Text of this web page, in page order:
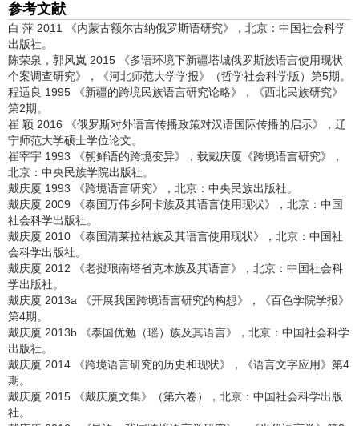
参考文献
白 萍 2011 《内蒙古额尔古纳俄罗斯语研究》，北京：中国社会科学
出版社。
陈荣泉，郭风岚 2015 《多语环境下新疆塔城俄罗斯族语言使用现状
个案调查研究》，《河北师范大学学报》（哲学社会科学版）第5期。
程适良 1995 《新疆的跨境民族语言研究论略》，《西北民族研究》
第2期。
崔 颖 2016 《俄罗斯对外语言传播政策对汉语国际传播的启示》，辽
宁师范大学硕士学位论文。
崔宰宇 1993 《朝鲜语的跨境变异》，载戴庆厦《跨境语言研究》，
北京：中央民族学院出版社。
戴庆厦 1993 《跨境语言研究》，北京：中央民族出版社。
戴庆厦 2009 《泰国万伟乡阿卡族及其语言使用现状》，北京：中国
社会科学出版社。
戴庆厦 2010 《泰国清莱拉祜族及其语言使用现状》，北京：中国社
会科学出版社。
戴庆厦 2012 《老挝琅南塔省克木族及其语言》，北京：中国社会科
学出版社。
戴庆厦 2013a 《开展我国跨境语言研究的构想》，《百色学院学报》
第4期。
戴庆厦 2013b 《泰国优勉（瑶）族及其语言》，北京：中国社会科学
出版社。
戴庆厦 2014 《跨境语言研究的历史和现状》，《语言文字应用》第4
期。
戴庆厦 2015 《戴庆厦文集》（第六卷），北京：中国社会科学出版
社。